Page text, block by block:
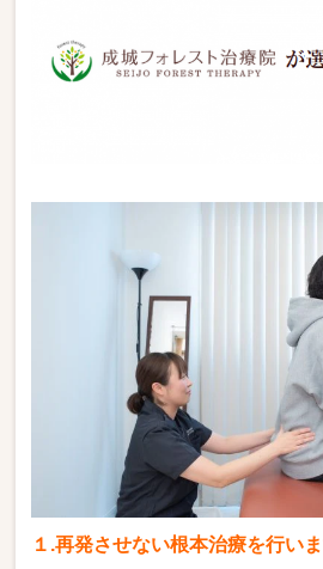
１.再発させない根本治療を行い